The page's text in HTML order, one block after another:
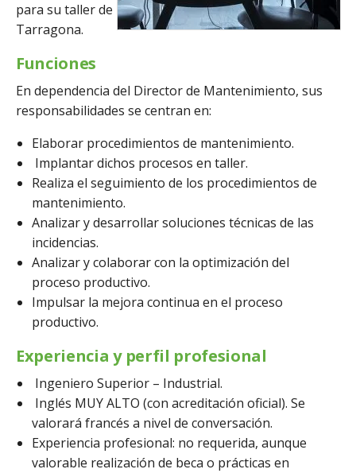
para su taller de
Tarragona.
Funciones
En dependencia del Director de Mantenimiento, sus
responsabilidades se centran en:
Elaborar procedimientos de mantenimiento.
Implantar dichos procesos en taller.
Realiza el seguimiento de los procedimientos de
mantenimiento.
Analizar y desarrollar soluciones técnicas de las
incidencias.
Analizar y colaborar con la optimización del
proceso productivo.
Impulsar la mejora continua en el proceso
productivo.
Experiencia y perfil profesional
Ingeniero Superior – Industrial.
Inglés MUY ALTO (con acreditación oficial). Se
valorará francés a nivel de conversación.
Experiencia profesional: no requerida, aunque
valorable realización de beca o prácticas en